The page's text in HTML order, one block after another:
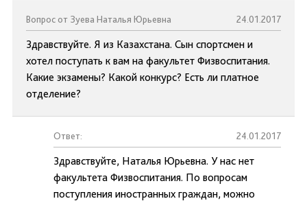
Вопрос от Зуева Наталья Юрьевна 24.01.2017
Здравствуйте. Я из Казахстана. Сын спортсмен и
хотел поступать к вам на факультет Физвоспитания.
Какие экзамены? Какой конкурс? Есть ли платное
отделение?
Ответ: 24.01.2017
Здравствуйте, Наталья Юрьевна. У нас нет
факультета Физвоспитания. По вопросам
поступления иностранных граждан, можно